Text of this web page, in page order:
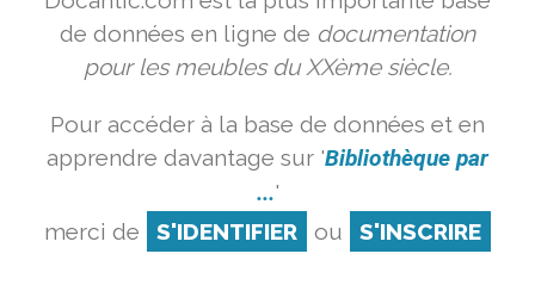
de données en ligne de documentation
pour les meubles du XXème siècle.
Pour accéder à la base de données et en
apprendre davantage sur 'Bibliothèque par
...'
merci de
S'IDENTIFIER ou S'INSCRIRE